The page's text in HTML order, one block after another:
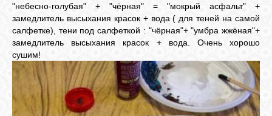
"небесно-голубая" + "чёрная" = "мокрый асфальт" +
замедлитель высыхания красок + вода ( для теней на самой
салфетке), тени под салфеткой : "чёрная"+ "умбра жжёная"+
замедлитель высыхания красок + вода. Очень хорошо
сушим!